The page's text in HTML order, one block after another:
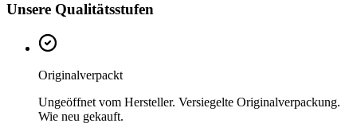
Unsere Qualitätsstufen
Originalverpackt
Ungeöffnet vom Hersteller. Versiegelte Originalverpackung.
Wie neu gekauft.